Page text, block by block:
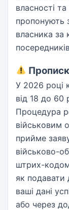
власності
пропонують
власника за
У 2026 році
від 18 до 60
Процедура
військовим
прийме
військово-
штрих-
як подавати
ваші дані
або через